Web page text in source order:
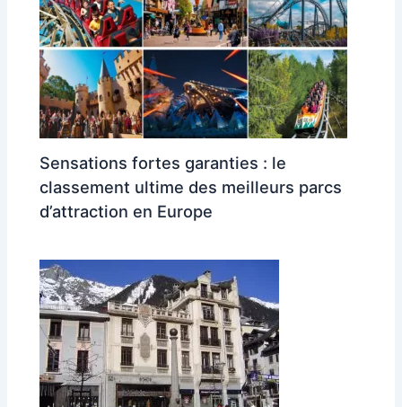
Sensations fortes garanties : le
classement ultime des meilleurs parcs
d’attraction en Europe